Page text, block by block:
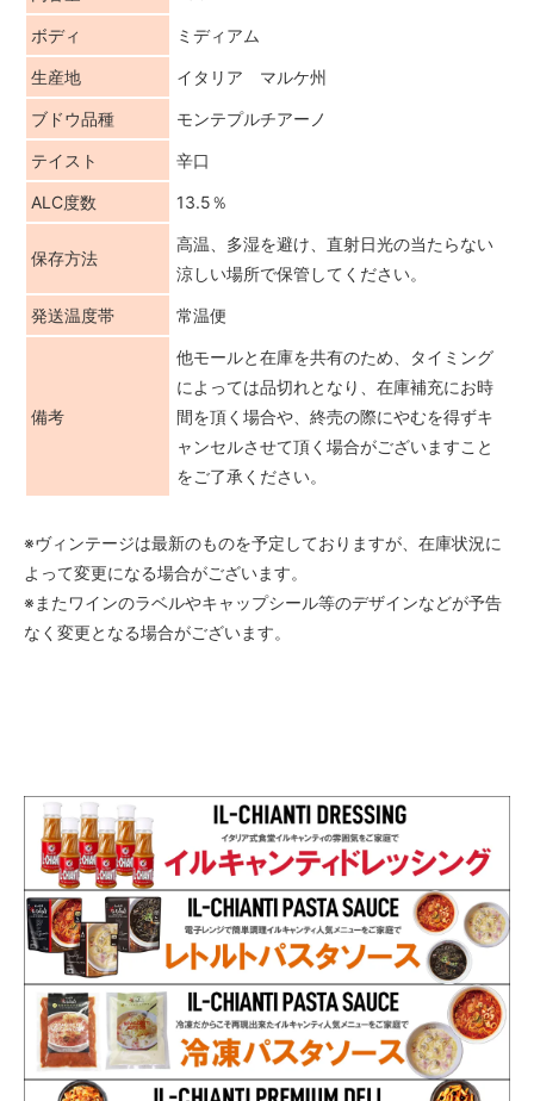
ボディ ミディアム
生産地 イタリア マルケ州
ブドウ品種 モンテプルチアーノ
テイスト 辛口
ALC度数 13.5％
保存方法
高温、多湿を避け、直射日光の当たらない
涼しい場所で保管してください。
発送温度帯 常温便
備考
他モールと在庫を共有のため、タイミング
によっては品切れとなり、在庫補充にお時
間を頂く場合や、終売の際にやむを得ずキ
ャンセルさせて頂く場合がございますこと
をご了承ください。
※ヴィンテージは最新のものを予定しておりますが、在庫状況に
よって変更になる場合がございます。
※またワインのラベルやキャップシール等のデザインなどが予告
なく変更となる場合がございます。